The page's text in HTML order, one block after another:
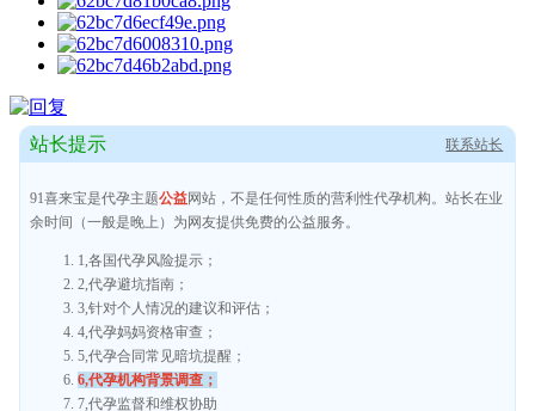
站长提示
91喜来宝是代孕主题公益网站，不是任何性质的营利性代孕机构。站长在业
余时间（一般是晚上）为网友提供免费的公益服务。
1,各国代孕风险提示；
2,代孕避坑指南；
3,针对个人情况的建议和评估；
4,代孕妈妈资格审查；
5,代孕合同常见暗坑提醒；
6,代孕机构背景调查；
7,代孕监督和维权协助
联系站长